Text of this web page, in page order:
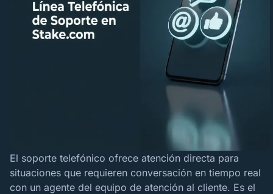
El soporte telefónico ofrece atención directa para
situaciones que requieren conversación en tiempo real
con un agente del equipo de atención al cliente. Es el